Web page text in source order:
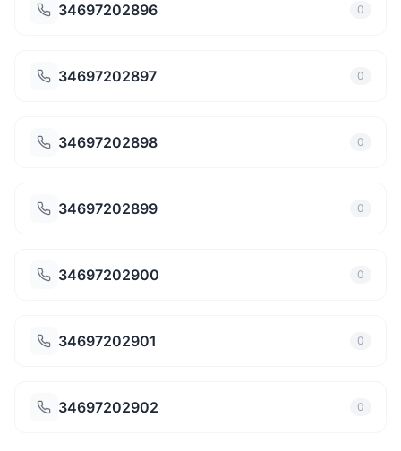
34697202896 0
34697202897 0
34697202898 0
34697202899 0
34697202900 0
34697202901 0
34697202902 0